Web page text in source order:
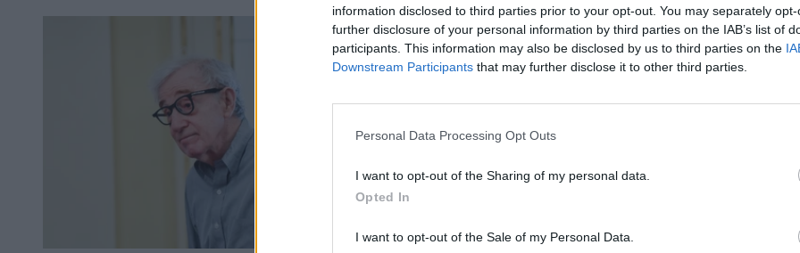
information disclosed to third parties prior to your opt-out. You may separately
further disclosure of your personal information by third parties on the IAB’s list of
participants. This information may also be disclosed by us to third parties on the
Downstream Participants that may further disclose it to other third parties.
Personal Data Processing Opt Outs
I want to opt-out of the Sharing of my personal data.
Opted In
I want to opt-out of the Sale of my Personal Data.